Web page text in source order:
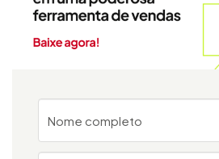
Nome completo